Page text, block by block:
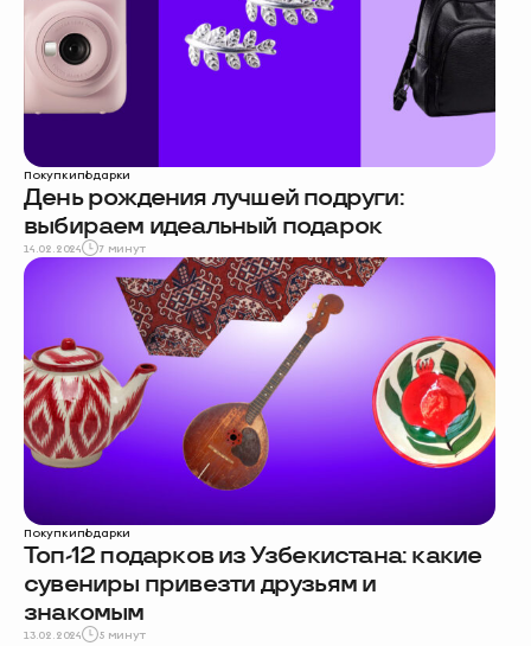
Покупкиподарки
День рождения лучшей подруги:
выбираем идеальный подарок
14.02.2024 7 минут
Покупкиподарки
Топ-12 подарков из Узбекистана: какие
сувениры привезти друзьям и
знакомым
13.02.2024 5 минут